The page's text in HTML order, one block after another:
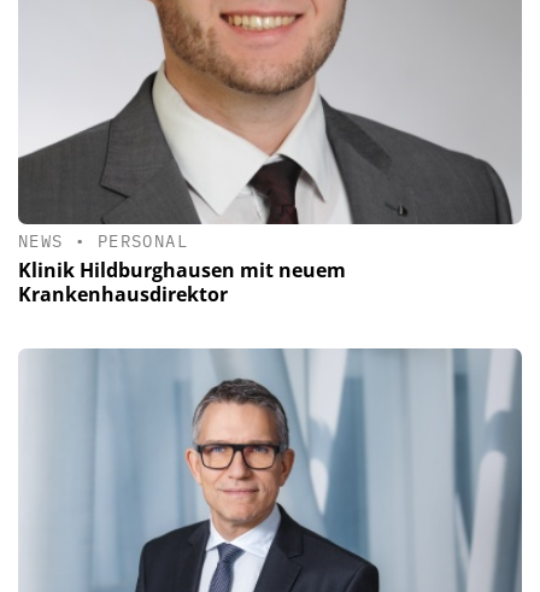
NEWS • PERSONAL
Klinik Hildburghausen mit neuem
Krankenhausdirektor